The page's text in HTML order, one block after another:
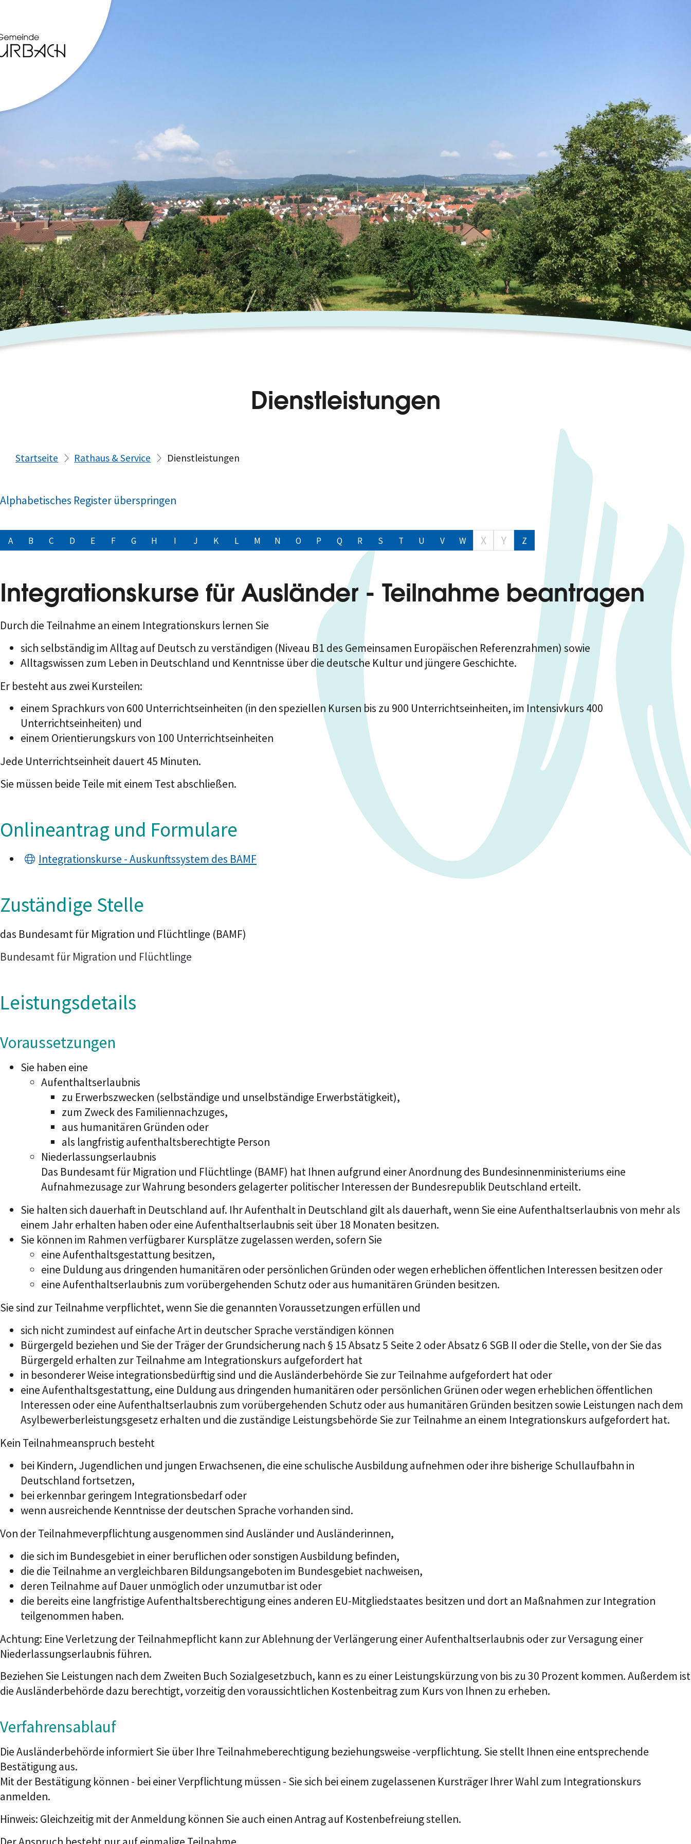
Dienstleistungen
Startseite Rathaus & Service Dienstleistungen
Alphabetisches Register überspringen
A B C D E F G H I J K L M N O P Q R S T U V W X Y Z
Integrationskurse für Ausländer - Teilnahme beantragen
Durch die Teilnahme an einem Integrationskurs lernen Sie
sich selbständig im Alltag auf Deutsch zu verständigen (Niveau B1 des Gemeinsamen Europäischen Referenzrahmen) sowie
Alltagswissen zum Leben in Deutschland und Kenntnisse über die deutsche Kultur und jüngere Geschichte.
Er besteht aus zwei Kursteilen:
einem Sprachkurs von 600 Unterrichtseinheiten (in den speziellen Kursen bis zu 900 Unterrichtseinheiten, imIntensivkurs 400
Unterrichtseinheiten) und
einem Orientierungskurs von 100 Unterrichtseinheiten
Jede Unterrichtseinheit dauert 45 Minuten.
Sie müssen beide Teile mit einem Test abschließen.
Onlineantrag und Formulare
Integrationskurse - Auskunftssystem des BAMF
Zuständige Stelle
das Bundesamt für Migration und Flüchtlinge (BAMF)
Bundesamt für Migration und Flüchtlinge
Leistungsdetails
Voraussetzungen
Sie haben eine
Aufenthaltserlaubnis
zu Erwerbszwecken (selbständige und unselbständige Erwerbstätigkeit),
zum Zweck des Familiennachzuges,
aus humanitären Gründen oder
als langfristig aufenthaltsberechtigte Person
Niederlassungserlaubnis
Das Bundesamt für Migration und Flüchtlinge (BAMF) hat Ihnen aufgrund einer Anordnung des Bundesinnenministeriums eine
Aufnahmezusage zur Wahrung besonders gelagerter politischer Interessen der Bundesrepublik Deutschland erteilt.
Sie halten sich dauerhaft in Deutschland auf. Ihr Aufenthalt in Deutschland gilt als dauerhaft, wenn Sie eine Aufenthaltserlaubnis von mehr als
einem Jahr erhalten haben oder eine Aufenthaltserlaubnis seit über 18 Monaten besitzen.
Sie können im Rahmen verfügbarer Kursplätze zugelassen werden, sofern Sie
eine Aufenthaltsgestattung besitzen,
eine Duldung aus dringenden humanitären oder persönlichen Gründen oder wegen erheblichen öffentlichen Interessen besitzen oder
eine Aufenthaltserlaubnis zum vorübergehenden Schutz oder aus humanitären Gründen besitzen.
Sie sind zur Teilnahme verpflichtet, wenn Sie die genannten Voraussetzungen erfüllen und
sich nicht zumindest auf einfache Art in deutscher Sprache verständigen können
Bürgergeld beziehen und Sie der Träger der Grundsicherung nach § 15 Absatz 5 Seite 2 oder Absatz 6 SGB II oder die Stelle, von der Sie das
Bürgergeld erhalten zur Teilnahme am Integrationskurs aufgefordert hat
in besonderer Weise integrationsbedürftig sind und die Ausländerbehörde Sie zur Teilnahme aufgefordert hat oder
eine Aufenthaltsgestattung, eine Duldung aus dringenden humanitären oder persönlichen Grünen oder wegen erheblichen öffentlichen
Interessen oder eine Aufenthaltserlaubnis zum vorübergehenden Schutz oder aus humanitären Gründen besitzen sowie Leistungen nach dem
Asylbewerberleistungsgesetz erhalten und die zuständige Leistungsbehörde Sie zur Teilnahme an einem Integrationskurs aufgefordert hat.
Kein Teilnahmeanspruch besteht
bei Kindern, Jugendlichen und jungen Erwachsenen, die eine schulische Ausbildung aufnehmen oder ihre bisherige Schullaufbahn in
Deutschland fortsetzen,
bei erkennbar geringem Integrationsbedarf oder
wenn ausreichende Kenntnisse der deutschen Sprache vorhanden sind.
Von der Teilnahmeverpflichtung ausgenommen sind Ausländer und Ausländerinnen,
die sich im Bundesgebiet in einer beruflichen oder sonstigen Ausbildung befinden,
die die Teilnahme an vergleichbaren Bildungsangeboten im Bundesgebiet nachweisen,
deren Teilnahme auf Dauer unmöglich oder unzumutbar ist oder
die bereits eine langfristige Aufenthaltsberechtigung eines anderen EU-Mitgliedstaates besitzen und dort an Maßnahmen zur Integration
teilgenommen haben.
Achtung: Eine Verletzung der Teilnahmepflicht kann zur Ablehnung der Verlängerung einer Aufenthaltserlaubnis oder zur Versagung einer
Niederlassungserlaubnis führen.
Beziehen Sie Leistungen nach dem Zweiten Buch Sozialgesetzbuch, kann es zu einer Leistungskürzung von bis zu 30 Prozent kommen. Außerdem ist
die Ausländerbehörde dazu berechtigt, vorzeitig den voraussichtlichen Kostenbeitrag zum Kurs von Ihnen zu erheben.
Verfahrensablauf
Die Ausländerbehörde informiert Sie über Ihre Teilnahmeberechtigung beziehungsweise -verpflichtung. Sie stellt Ihnen eine entsprechende
Bestätigung aus.
Mit der Bestätigung können - bei einer Verpflichtung müssen - Sie sich bei einem zugelassenen Kursträger Ihrer Wahl zum Integrationskurs
anmelden.
Hinweis: Gleichzeitig mit der Anmeldung können Sie auch einen Antrag auf Kostenbefreiung stellen.